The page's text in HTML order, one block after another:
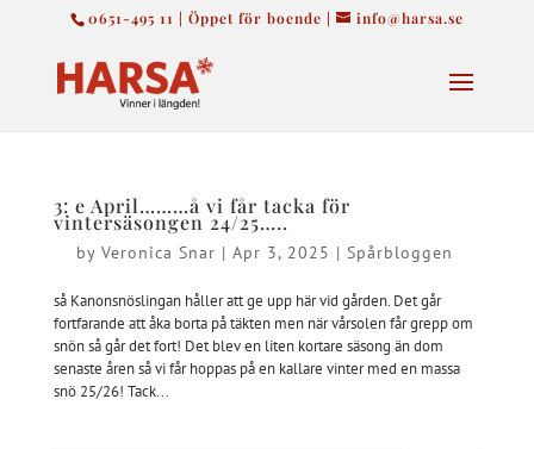
0651-495 11 | Öppet för boende | info@harsa.se
3: e April………å vi får tacka för
vintersäsongen 24/25…..
by Veronica Snar | Apr 3, 2025 | Spårbloggen
så Kanonsnöslingan håller att ge upp här vid gården. Det går
fortfarande att åka borta på täkten men när vårsolen får grepp om
snön så går det fort! Det blev en liten kortare säsong än dom
senaste åren så vi får hoppas på en kallare vinter med en massa
snö 25/26! Tack...